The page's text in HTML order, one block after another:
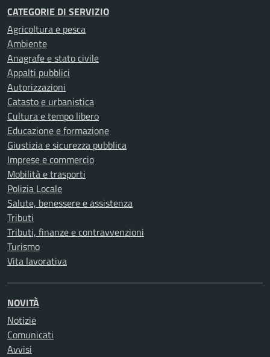
CATEGORIE DI SERVIZIO
Agricoltura e pesca
Ambiente
Anagrafe e stato civile
Appalti pubblici
Autorizzazioni
Catasto e urbanistica
Cultura e tempo libero
Educazione e formazione
Giustizia e sicurezza pubblica
Imprese e commercio
Mobilità e trasporti
Polizia Locale
Salute, benessere e assistenza
Tributi
Tributi, finanze e contravvenzioni
Turismo
Vita lavorativa
NOVITÀ
Notizie
Comunicati
Avvisi